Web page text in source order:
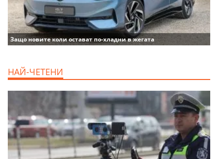
Защо новите коли остават по-хладни в жегата
НАЙ-ЧЕТЕНИ